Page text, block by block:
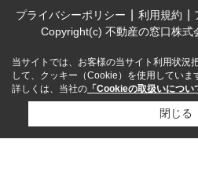
プライバシーポリシー 利用規約
Copyright(c) 不動産の窓口株式
当サイトでは、お客様の当サイト利用状況
して、クッキー（Cookie）を使用していま
詳しくは、当社の 「Cookieの取扱いについ
閉じる